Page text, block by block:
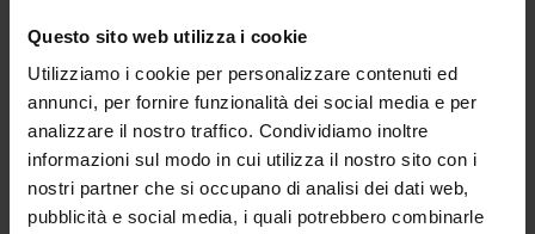
Questo sito web utilizza i cookie
Utilizziamo i cookie per personalizzare contenuti ed
annunci, per fornire funzionalità dei social media e per
analizzare il nostro traffico. Condividiamo inoltre
informazioni sul modo in cui utilizza il nostro sito con i
nostri partner che si occupano di analisi dei dati web,
pubblicità e social media, i quali potrebbero combinarle